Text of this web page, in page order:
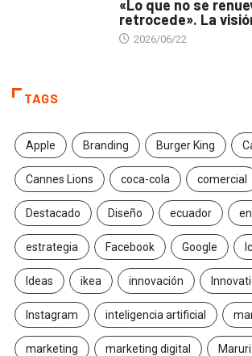
«Lo que no se
retrocede». La
2026/06/22
TAGS
Apple Branding Burger King
Cannes Lions coca-cola comercial
Destacado Diseño ecuador
estrategia Facebook Google
Ideas ikea innovación
Instagram inteligencia artificial
marketing marketing digital